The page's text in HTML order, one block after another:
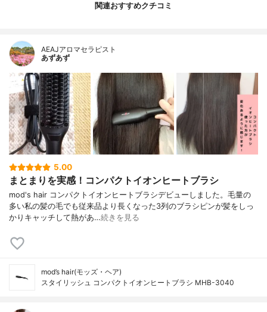
関連おすすめクチコミ
AEAJアロマセラピスト
あずあず
5.00
まとまりを実感！コンパクトイオンヒートブラシ
mod's hair コンパクトイオンヒートブラシデビューしました。毛量の
多い私の髪の毛でも従来品より長くなった3列のブラシピンが髪をしっ
かりキャッチして熱があ…続きを見る
mod’s hair(モッズ・ヘア)
スタイリッシュ コンパクトイオンヒートブラシ MHB-3040